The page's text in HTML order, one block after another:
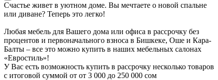
Счастье живет в уютном доме. Вы мечтаете о новой спальне
или диване? Теперь это легко!
Любая мебель для Вашего дома или офиса в рассрочку без
процентов и первоначального взноса в Бишкеке, Оше и Кара-
Балты – все это можно купить в наших мебельных салонах
«Евростиль»!
У Вас есть возможность купить в рассрочку несколько товаров
с итоговой суммой от от 3 000 до 250 000 сом